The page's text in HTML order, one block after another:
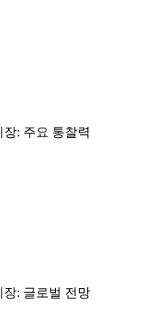
: 주요 통찰력
장: 글로벌 전망